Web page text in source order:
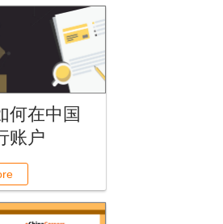
何在中国
账户